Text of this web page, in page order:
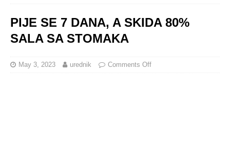
PIJE SE 7 DANA, A SKIDA 80%
SALA SA STOMAKA
May 3, 2023 urednik Comments Off